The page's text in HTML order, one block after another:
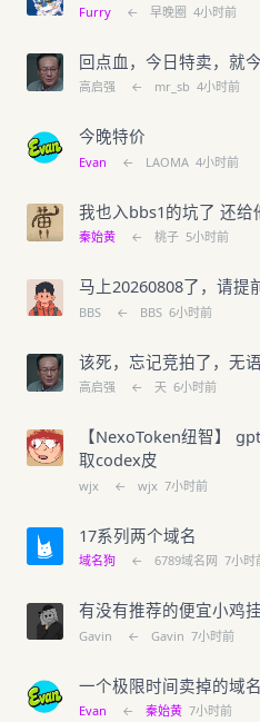
Furry ← 早晚圈 4小时前
回点血，今日特卖，就
高启强 ← mr_sb 4小时前
今晚特价
Evan ← LAOMA 4小时前
我也入bbs1的坑了 还给
秦始黄 ← 桃子 5小时前
马上20260808了，请提
BBS ← BBS 6小时前
该死，忘记竞拍了，无
高启强 ← 天 6小时前
【NexoToken纽智】
取codex皮
wjx ← wjx 7小时前
17系列两个域名
域名狗 ← 6789域名网 7小时
有没有推荐的便宜小鸡
Gavin ← Gavin 7小时前
一个极限时间卖掉的域名
Evan ← 秦始黄 7小时前